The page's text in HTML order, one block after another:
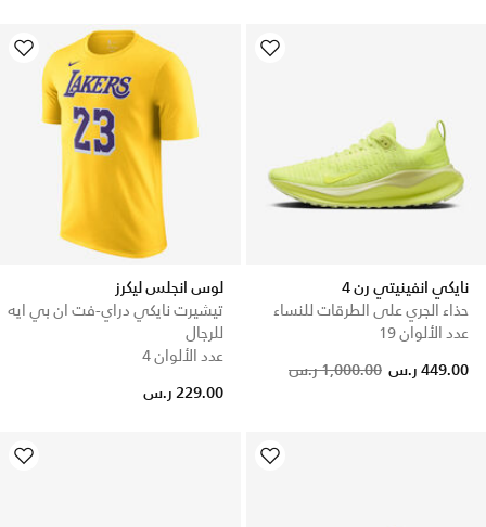
نايكي انفينيتي رن 4
حذاء الجري على الطرقات للنساء
عدد الألوان 19
1,000.00 ر.س
449.00 ر.س
لوس انجلس ليكرز
تيشيرت نايكي دراي-فت ان بي ايه
للرجال
عدد الألوان 4
229.00 ر.س